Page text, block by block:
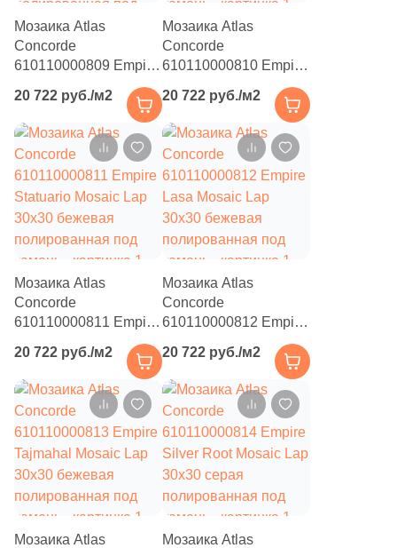
19x120 (22)
19.2x46.3 (5)
19x160 (4)
20.5x23.8 (4)
20x34.6 ( )
20.5x41.3 (5)
20.5х22.7 (2)
20.2x32.9 (1)
20.4x23.8 (
20x120 (1)
20.6x23.7 (
20x50 (5)
21x28.5 (4)
21.4x31 (
21.9x25.5 (1)
22.35x25.81 (
Мозаика Atlas
Concorde
610110000809 Empire
Mosaic Lap 30x30
бежевая
полированная под
камень
20 722 руб./м2
Мозаика Atlas
Concorde
610110000810 Empire
Arabescato Mosaic Lap
30x30 бежевая
полированная под
20 722 руб./м2
Мозаика Atlas
Concorde
610110000811 Empire
Statuario Mosaic Lap
30x30 бежевая
полированная под
20 722 руб./м2
Мозаика Atlas
Concorde
610110000812 Empire
30x30 бежевая
полированная под
20 722 руб./м2
Мозаика Atlas
Мозаика Atlas